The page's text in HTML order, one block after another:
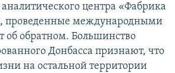
центра «Фабрика
проведенные международными
об обратном. Большинство
Донбасса признают, что
на остальной территории